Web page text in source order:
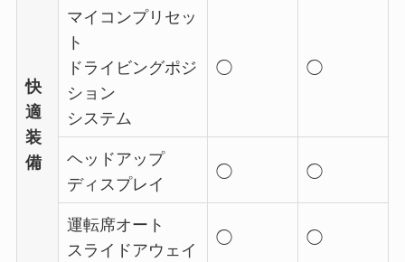
快
適
装
備
マイコンプリセッ
ト
ドライビングポジ
ション
システム
◯ ◯
ヘッドアップ
ディスプレイ
◯ ◯
運転席オート
スライドアウェイ
◯ ◯